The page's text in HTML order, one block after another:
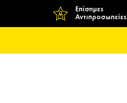
Επίσημες
Αντιπροσωπείες